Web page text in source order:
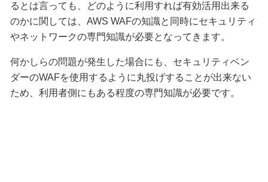
るとは言っても、どのように利用すれば有効活用出来る
のかに関しては、AWS WAFの知識と同時にセキュリティ
やネットワークの専門知識が必要となってきます。
何かしらの問題が発生した場合にも、セキュリティベン
ダーのWAFを使用するように丸投げすることが出来ない
ため、利用者側にもある程度の専門知識が必要です。